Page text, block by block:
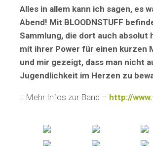
Alles in allem kann ich sagen, es
Abend! Mit BLOODNSTUFF
Sammlung, die dort auch absolut
mit ihrer Power für einen kurzen
und mir gezeigt, dass man nicht
Jugendlichkeit im Herzen zu
:: Mehr Infos zur Band – http://